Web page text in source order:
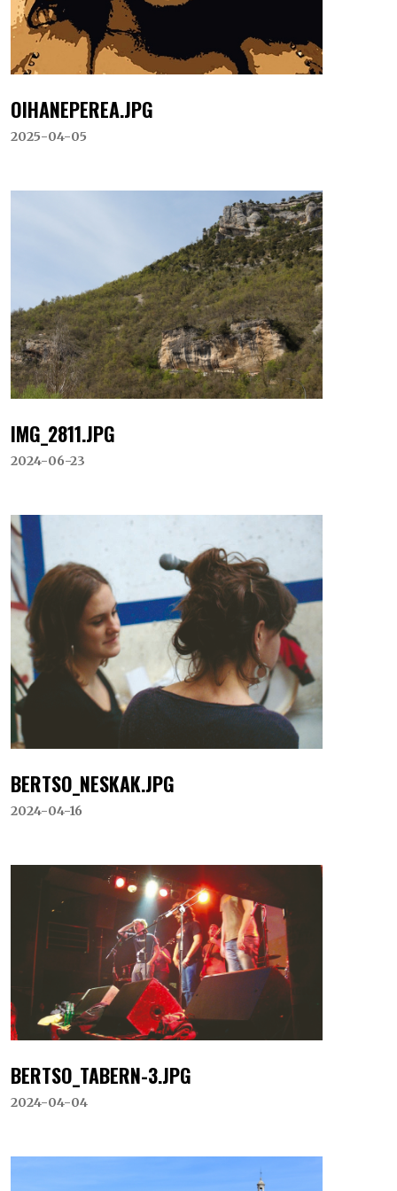
OIHANEPEREA.JPG
2025-04-05
IMG_2811.JPG
2024-06-23
BERTSO_NESKAK.JPG
2024-04-16
BERTSO_TABERN-3.JPG
2024-04-04